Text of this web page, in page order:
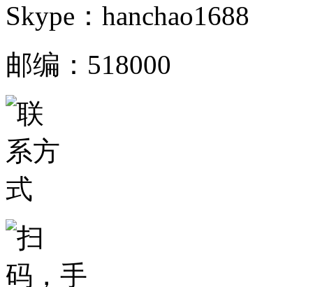
Skype：hanchao1688
邮编：518000